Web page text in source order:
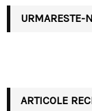
URMARESTE-
ARTICOLE